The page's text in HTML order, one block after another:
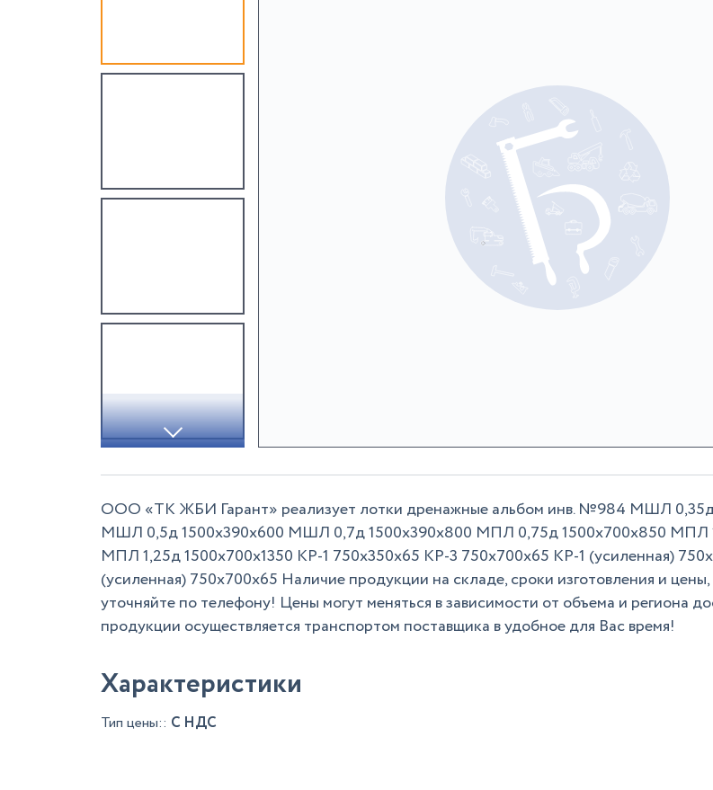
ООО «ТК ЖБИ Гарант» реализует лотки дренажные альбом инв. №984 МШЛ 0,35д
МШЛ 0,5д 1500х390х600 МШЛ 0,7д 1500х390х800 МПЛ 0,75д 1500х700х850 МПЛ
МПЛ 1,25д 1500х700х1350 КР-1 750х350х65 КР-3 750х700х65 КР-1 (усиленная)
(усиленная) 750х700х65 Наличие продукции на складе, сроки изготовления и
уточняйте по телефону! Цены могут меняться в зависимости от объема и региона
продукции осуществляется транспортом поставщика в удобное для Вас время!
Характеристики
Тип цены:: С НДС